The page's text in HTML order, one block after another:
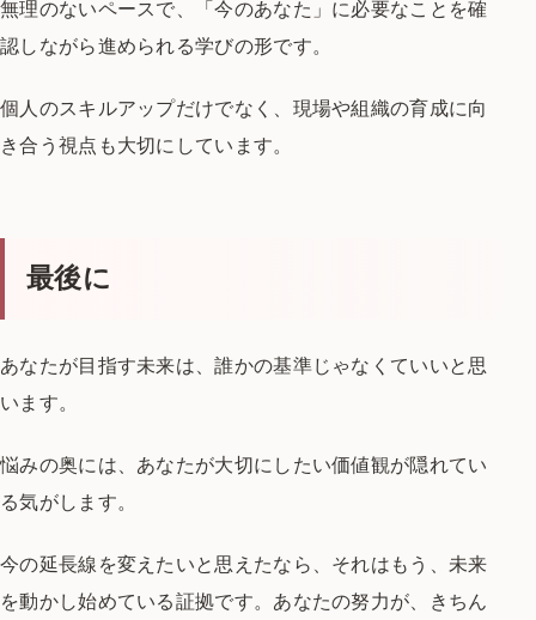
無理のないペースで、 「今のあなた」に必要なことを確
認しながら進められる学びの形です。
個人のスキルアップだけでなく、 現場や組織の育成に向
き合う視点も大切にしています。
最後に
あなたが目指す未来は、誰かの基準じゃなくていいと思
います。
悩みの奥には、 あなたが大切にしたい価値観が隠れてい
る気がします。
今の延長線を変えたいと思えたなら、 それはもう、 未来
を動かし始めている証拠です。あなたの努力が、
きちん